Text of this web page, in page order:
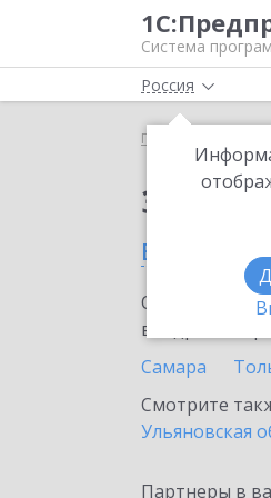
Система
Россия
Главная
в
внедрение
Самара
Смотрите
Ульяновская
Партнеры в